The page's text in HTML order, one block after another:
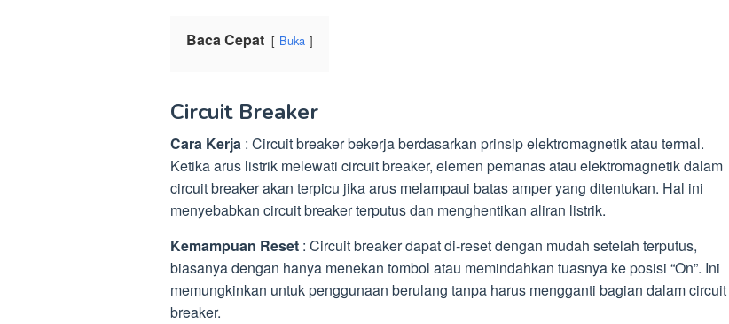
Baca Cepat Buka
Circuit Breaker
Cara Kerja : Circuit breaker bekerja berdasarkan prinsip elektromagnetik atau termal.
Ketika arus listrik melewati circuit breaker, elemen pemanas atau elektromagnetik dalam
circuit breaker akan terpicu jika arus melampaui batas amper yang ditentukan. Hal ini
menyebabkan circuit breaker terputus dan menghentikan aliran listrik.
Kemampuan Reset : Circuit breaker dapat di-reset dengan mudah setelah terputus,
biasanya dengan hanya menekan tombol atau memindahkan tuasnya ke posisi “On”. Ini
memungkinkan untuk penggunaan berulang tanpa harus mengganti bagian dalam circuit
breaker.